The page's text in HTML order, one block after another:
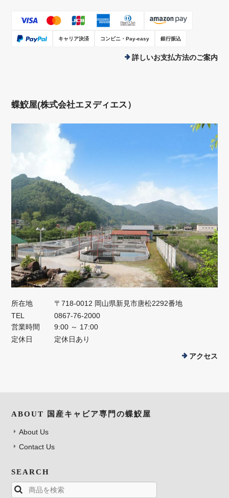
キャリア決済 コンビニ・Pay-easy 銀行振込
詳しいお支払方法のご案内
蝶鮫屋(株式会社エヌディエス）
所在地
〒718-0012 岡山県新見市唐松2292番地
TEL
0867-76-2000
営業時間
9:00 ～ 17:00
定休日
定休日あり
アクセス
ABOUT 国産キャビア専門の蝶鮫屋
About Us
Contact Us
SEARCH